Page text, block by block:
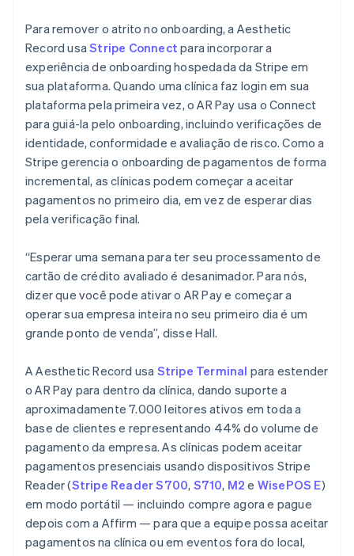
Para remover o atrito no onboarding, a Aesthetic
Record usaStripe Connect para incorporar a
experiência de onboarding hospedada da Stripe em
sua plataforma. Quando uma clínica faz login em sua
plataforma pela primeira vez, o AR Pay usa o Connect
para guiá-la pelo onboarding, incluindo verificações de
identidade, conformidade e avaliação de risco. Como a
Stripe gerencia o onboarding de pagamentos de forma
incremental, as clínicas podem começar a aceitar
pagamentos no primeiro dia, em vez de esperar dias
pela verificação final.
“Esperar uma semana para ter seu processamento de
cartão de crédito avaliado é desanimador. Para nós,
dizer que você pode ativar o AR Pay e começar a
operar sua empresa inteira no seu primeiro dia é um
grande ponto de venda”, disse Hall.
A Aesthetic Record usa Stripe Terminal para estender
o AR Pay para dentro da clínica, dando suporte a
aproximadamente 7.000 leitores ativos em toda a
base de clientes e representando 44% do volume de
pagamento da empresa. As clínicas podem aceitar
pagamentos presenciais usando dispositivos Stripe
Reader (Stripe Reader S700, S710, M2 e WisePOS E)
em modo portátil — incluindo compre agora e pague
depois com a Affirm — para que a equipe possa aceitar
pagamentos na clínica ou em eventos fora do local,